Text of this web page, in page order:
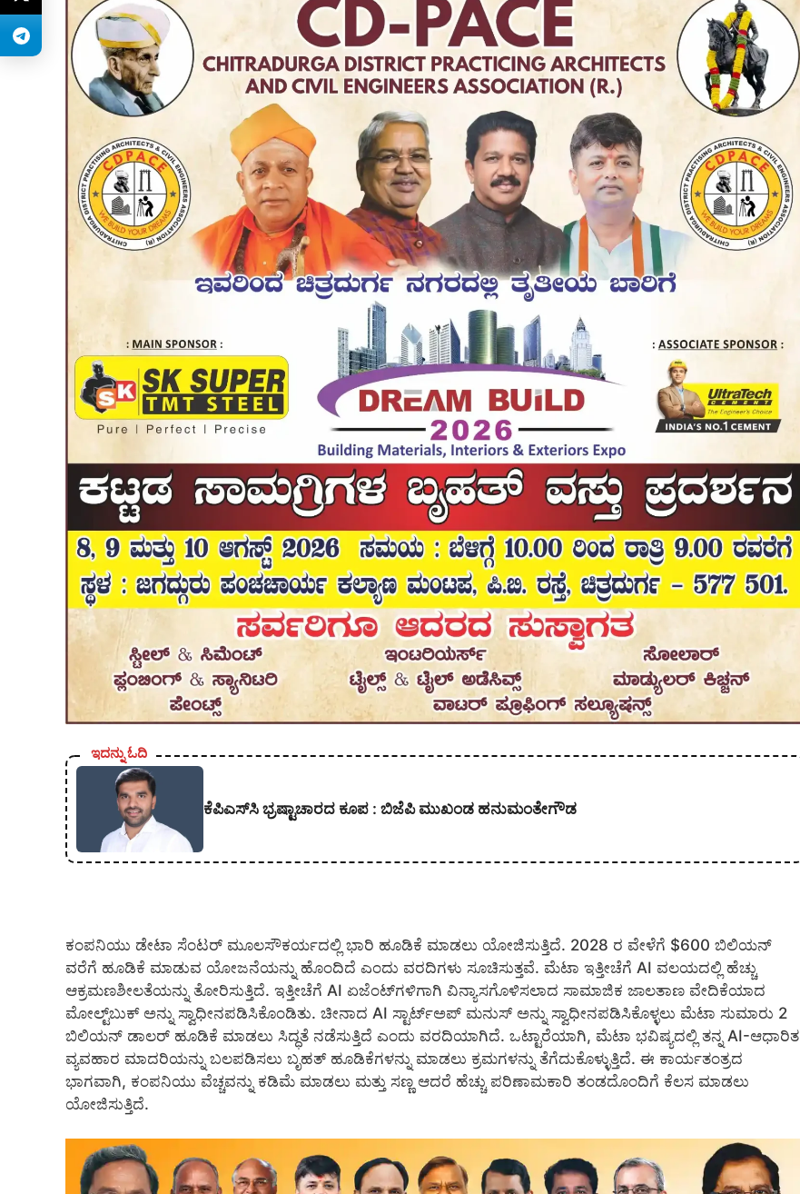
ಇದನ್ನು ಓದಿ
ಕೆಪಿಎಸ್‍ಸಿ ಭ್ರಷ್ಟಾಚಾರದ ಕೂಪ : ಬಿಜೆಪಿ ಮುಖಂಡ ಹನುಮಂತೇಗೌಡ
ಕಂಪನಿಯು ಡೇಟಾ ಸೆಂಟರ್ ಮೂಲಸೌಕರ್ಯದಲ್ಲಿ ಭಾರಿ ಹೂಡಿಕೆ ಮಾಡಲು ಯೋಜಿಸುತ್ತಿದೆ. 2028 ರ ವೇಳೆಗೆ $600 ಬಿಲಿಯನ್
ವರೆಗೆ ಹೂಡಿಕೆ ಮಾಡುವ ಯೋಜನೆಯನ್ನು ಹೊಂದಿದೆ ಎಂದು ವರದಿಗಳು ಸೂಚಿಸುತ್ತವೆ. ಮೆಟಾ ಇತ್ತೀಚೆಗೆ AI ವಲಯದಲ್ಲಿ ಹೆಚ್ಚು
ಆಕ್ರಮಣಶೀಲತೆಯನ್ನು ತೋರಿಸುತ್ತಿದೆ. ಇತ್ತೀಚೆಗೆ AI ಏಜೆಂಟ್‌ಗಳಿಗಾಗಿ ವಿನ್ಯಾಸಗೊಳಿಸಲಾದ ಸಾಮಾಜಿಕ ಜಾಲತಾಣ ವೇದಿಕೆಯಾದ
ಮೋಲ್ಟ್‌ಬುಕ್ ಅನ್ನು ಸ್ವಾಧೀನಪಡಿಸಿಕೊಂಡಿತು. ಚೀನಾದ AI ಸ್ಟಾರ್ಟ್ಅಪ್ ಮನುಸ್ ಅನ್ನು ಸ್ವಾಧೀನಪಡಿಸಿಕೊಳ್ಳಲು ಮೆಟಾ ಸುಮಾರು 2
ಬಿಲಿಯನ್ ಡಾಲರ್ ಹೂಡಿಕೆ ಮಾಡಲು ಸಿದ್ಧತೆ ನಡೆಸುತ್ತಿದೆ ಎಂದು ವರದಿಯಾಗಿದೆ. ಒಟ್ಟಾರೆಯಾಗಿ, ಮೆಟಾ ಭವಿಷ್ಯದಲ್ಲಿ ತನ್ನ AI-ಆಧಾರಿತ
ವ್ಯವಹಾರ ಮಾದರಿಯನ್ನು ಬಲಪಡಿಸಲು ಬೃಹತ್ ಹೂಡಿಕೆಗಳನ್ನು ಮಾಡಲು ಕ್ರಮಗಳನ್ನು ತೆಗೆದುಕೊಳ್ಳುತ್ತಿದೆ. ಈ ಕಾರ್ಯತಂತ್ರದ
ಭಾಗವಾಗಿ, ಕಂಪನಿಯು ವೆಚ್ಚವನ್ನು ಕಡಿಮೆ ಮಾಡಲು ಮತ್ತು ಸಣ್ಣ ಆದರೆ ಹೆಚ್ಚು ಪರಿಣಾಮಕಾರಿ ತಂಡದೊಂದಿಗೆ ಕೆಲಸ ಮಾಡಲು
ಯೋಜಿಸುತ್ತಿದೆ.